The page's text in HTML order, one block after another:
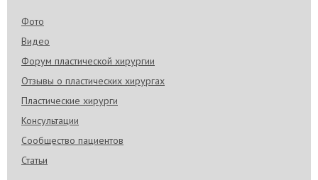
Фото
Видео
Форум пластической хирургии
Отзывы о пластических хирургах
Пластические хирурги
Консультации
Сообщество пациентов
Статьи